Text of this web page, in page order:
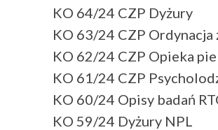
KO 64/24 CZP Dyżury
KO 63/24 CZP Ordynacja
KO 62/24 CZP Opieka
KO 61/24 CZP
KO 60/24 Opisy badań
KO 59/24 Dyżury NPL